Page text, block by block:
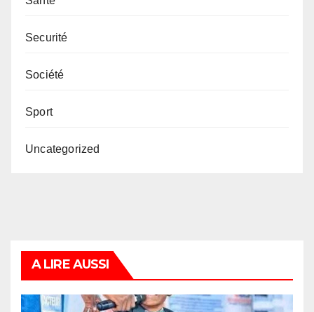
Securité
Société
Sport
Uncategorized
A LIRE AUSSI